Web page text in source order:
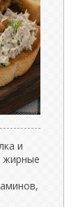
и
жирные